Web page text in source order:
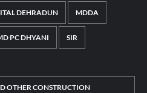
DEHRADUN MDDA
PC DHYANI SIR
OTHER CONSTRUCTION